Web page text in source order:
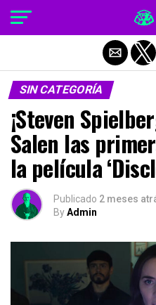
SIN CATEGORÍA
¡Steven
Salen las
la película
Publicado 2 meses
ByAdmin
Salir de la